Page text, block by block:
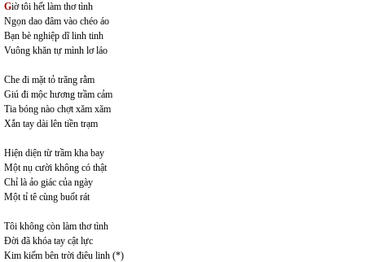
Giờ tôi hết làm thơ tình
Ngọn dao đâm vào chéo áo
Bạn bè nghiệp dĩ linh tinh
Vuông khăn tự mình lơ láo
Che đi mặt tỏ trăng rằm
Giú đi mộc hương trầm cảm
Tia bóng nào chợt xăm xăm
Xắn tay dài lên tiền trạm
Hiện diện từ trầm kha bay
Một nụ cười không có thật
Chỉ là ảo giác của ngày
Một tỉ tê cùng buốt rát
Tôi không còn làm thơ tình
Đời đã khóa tay cật lực
Kim kiếm bên trời điêu linh (*)